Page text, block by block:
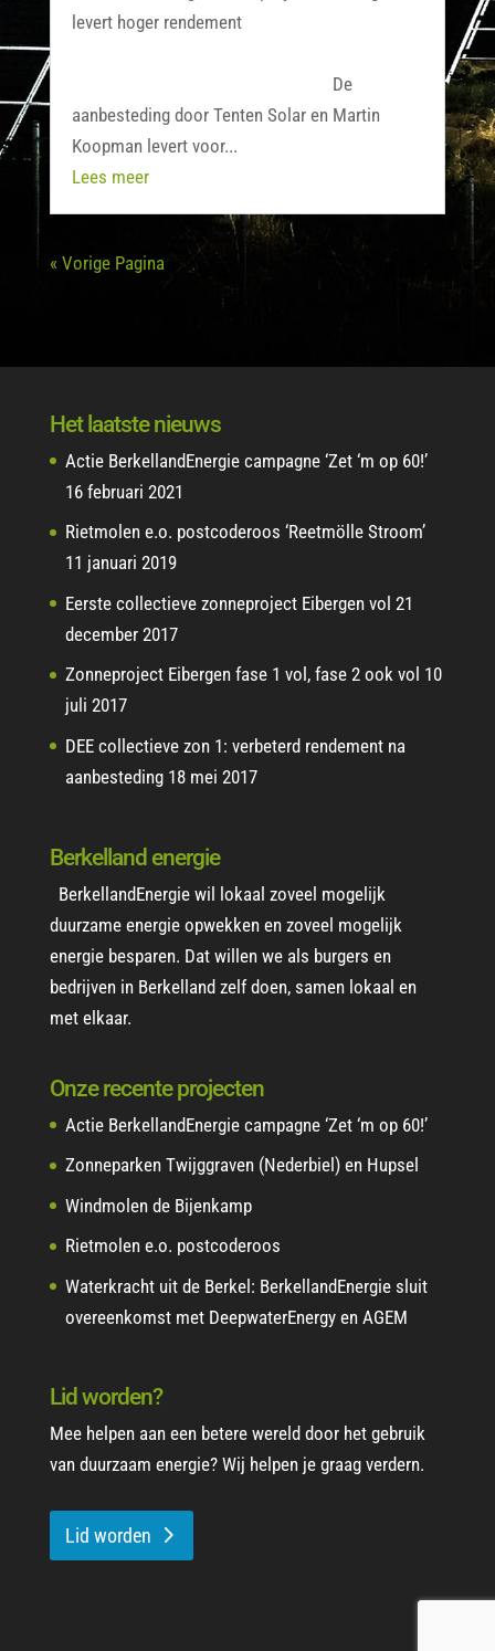
levert hoger rendement
De
aanbesteding door Tenten Solar en Martin
Koopman levert voor...
Lees meer
« Vorige Pagina
Het laatste nieuws
Actie BerkellandEnergie campagne ‘Zet ‘m op 60!’
16 februari 2021
Rietmolen e.o. postcoderoos ‘Reetmölle Stroom’
11 januari 2019
Eerste collectieve zonneproject Eibergen vol 21
december 2017
Zonneproject Eibergen fase 1 vol, fase 2 ook vol 10
juli 2017
DEE collectieve zon 1: verbeterd rendement na
aanbesteding 18 mei 2017
Berkelland energie
BerkellandEnergie wil lokaal zoveel mogelijk
duurzame energie opwekken en zoveel mogelijk
energie besparen. Dat willen we als burgers en
bedrijven in Berkelland zelf doen, samen lokaal en
met elkaar.
Onze recente projecten
Actie BerkellandEnergie campagne ‘Zet ‘m op 60!’
Zonneparken Twijggraven (Nederbiel) en Hupsel
Windmolen de Bijenkamp
Rietmolen e.o. postcoderoos
Waterkracht uit de Berkel: BerkellandEnergie sluit
overeenkomst met DeepwaterEnergy en AGEM
Lid worden?
Mee helpen aan een betere wereld door het gebruik
van duurzaam energie? Wij helpen je graag verdern.
Lid worden